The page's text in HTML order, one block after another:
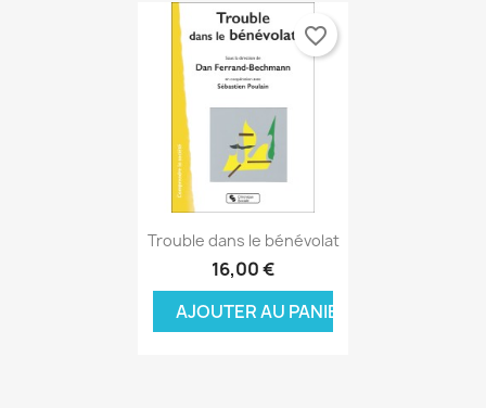
Aperçu rapide
Trouble dans le bénévolat
16,00 €
AJOUTER AU PANIER
favorite_border